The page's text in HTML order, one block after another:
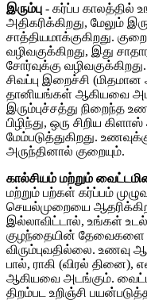
இரும்பு - கர்ப்ப
அதிகரிக்கிறது, மேலும்
சாத்தியமாக்குகிறது.
வழிவகுக்கிறது, இது
சோர்வுக்கு
சிவப்பு இறைச்சி (மிதமான
தானியங்கள் ஆகியவை
இரும்புச்சத்து நிறைந்த
பிழிந்து, ஒரு சிறிய
மேம்படுத்துகிறது.
அருந்தினால் குறையும்.
கால்சியம் மற்றும்
மற்றும் பற்கள் கர்ப்பம்
செயல்முறையை
இல்லாவிட்டால், உங்கள்
குழந்தையின் தேவைகளை
விரும்புவதில்லை. உணவு
பால், ராகி (விரல்
ஆகியவை அடங்கும்.
திறம்பட உறிஞ்சி